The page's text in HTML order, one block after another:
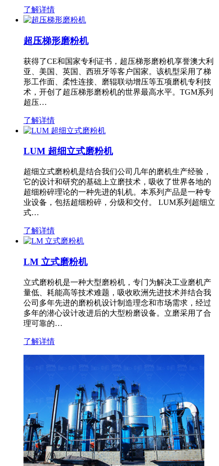
了解详情
超压梯形磨粉机
获得了CE和国家专利证书，超压梯形磨粉机享誉澳大利
亚、美国、英国、西班牙等客户国家。该机型采用了梯
形工作面、柔性连接、磨辊联动增压等五项磨机专利技
术，开创了超压梯形磨粉机的世界最高水平。TGM系列
超压…
了解详情
LUM 超细立式磨粉机
超细立式磨粉机是结合我们公司几年的磨机生产经验，
它的设计和研究的基础上立磨技术，吸收了世界各地的
超细粉碎理论的一种先进的轧机。本系列产品是一种专
业设备，包括超细粉碎，分级和交付。 LUM系列超细立
式…
了解详情
LM 立式磨粉机
立式磨粉机是一种大型磨粉机，专门为解决工业磨机产
量低、耗能高等技术难题，吸收欧洲先进技术并结合我
公司多年先进的磨粉机设计制造理念和市场需求，经过
多年的潜心设计改进后的大型粉磨设备。立磨采用了合
理可靠的…
了解详情